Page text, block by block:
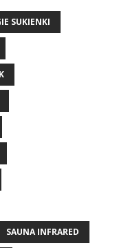
SUKIENKI
SAUNA INFRARED